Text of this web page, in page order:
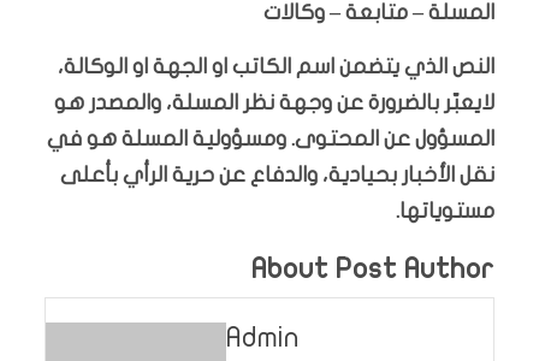
المسلة – متابعة – وكالات
النص الذي يتضمن اسم الكاتب او الجهة او الوكالة،
لايعبّر بالضرورة عن وجهة نظر المسلة، والمصدر هو
المسؤول عن المحتوى. ومسؤولية المسلة هو في
نقل الأخبار بحيادية، والدفاع عن حرية الرأي بأعلى
مستوياتها.
About Post Author
Admin